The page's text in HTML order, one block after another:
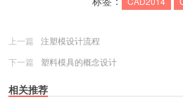
上一篇
注塑模设计流程
下一篇
塑料模具的概念设计
相关推荐